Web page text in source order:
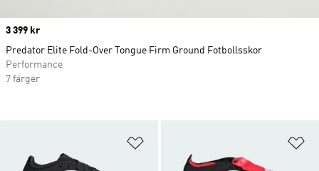
Price
3 399 kr
Predator Elite Fold-Over Tongue Firm Ground Fotbollsskor
Performance
7 färger